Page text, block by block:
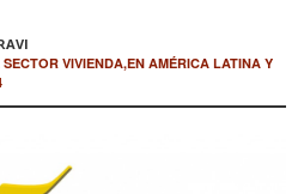
VIVIENDA,EN AMÉRICA LATINA Y